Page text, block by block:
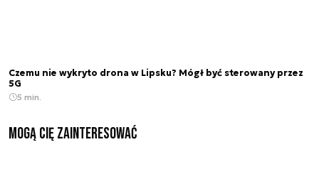
Czemu nie wykryto drona w Lipsku? Mógł być sterowany przez
5G
5 min.
Mogą Cię zainteresować